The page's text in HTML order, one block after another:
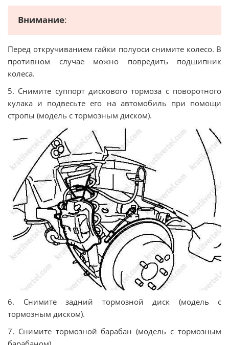
Внимание:
Перед откручиванием гайки полуоси снимите колесо. В
противном случае можно повредить подшипник
колеса.
5. Снимите суппорт дискового тормоза с поворотного
кулака и подвесьте его на автомобиль при помощи
стропы (модель с тормозным диском).
6. Снимите задний тормозной диск (модель с
тормозным диском).
7. Снимите тормозной барабан (модель с тормозным